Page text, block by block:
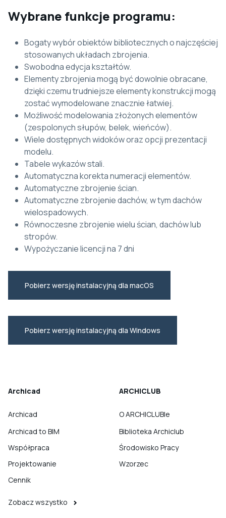
Wybrane funkcje programu:
Bogaty wybór obiektów bibliotecznych o najczęściej
stosowanych układach zbrojenia.
Swobodna edycja kształtów.
Elementy zbrojenia mogą być dowolnie obracane,
dzięki czemu trudniejsze elementy konstrukcji mogą
zostać wymodelowane znacznie łatwiej.
Możliwość modelowania złożonych elementów
(zespolonych słupów, belek, wieńców).
Wiele dostępnych widoków oraz opcji prezentacji
modelu.
Tabele wykazów stali.
Automatyczna korekta numeracji elementów.
Automatyczne zbrojenie ścian.
Automatyczne zbrojenie dachów, w tym dachów
wielospadowych.
Równoczesne zbrojenie wielu ścian, dachów lub
stropów.
Wypożyczanie licencji na 7 dni
Pobierz wersję instalacyjną dla macOS
Pobierz wersję instalacyjną dla Windows
Archicad
Archicad
Archicad to BIM
Współpraca
Projektowanie
Cennik
Zobacz wszystko
ARCHICLUB
O ARCHICLUBIe
Biblioteka Archiclub
Środowisko Pracy
Wzorzec